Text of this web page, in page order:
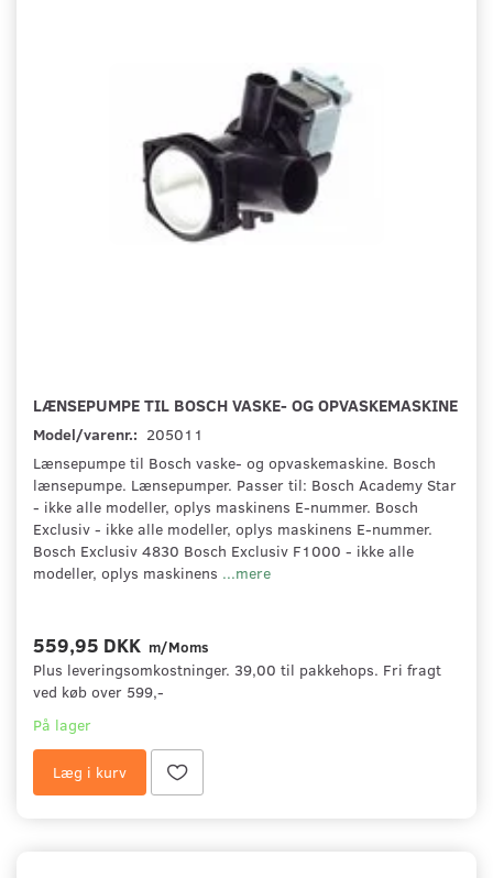
LÆNSEPUMPE TIL BOSCH VASKE- OG OPVASKEMASKINE
Model/varenr.: 205011
Lænsepumpe til Bosch vaske- og opvaskemaskine. Bosch
lænsepumpe. Lænsepumper. Passer til: Bosch Academy Star
- ikke alle modeller, oplys maskinens E-nummer. Bosch
Exclusiv - ikke alle modeller, oplys maskinens E-nummer.
Bosch Exclusiv 4830 Bosch Exclusiv F1000 - ikke alle
modeller, oplys maskinens ...mere
559,95 DKK m/Moms
Plus leveringsomkostninger. 39,00 til pakkehops. Fri fragt
ved køb over 599,-
På lager
Læg i kurv